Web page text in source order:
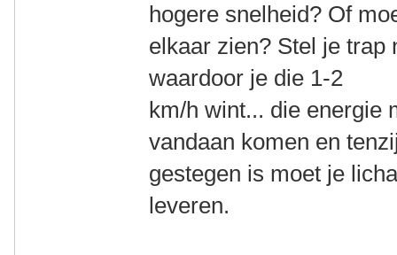
hogere snelheid? Of
elkaar zien? Stel je trap
waardoor je die 1-2
km/h wint... die energie
vandaan komen en
gestegen is moet je
leveren.